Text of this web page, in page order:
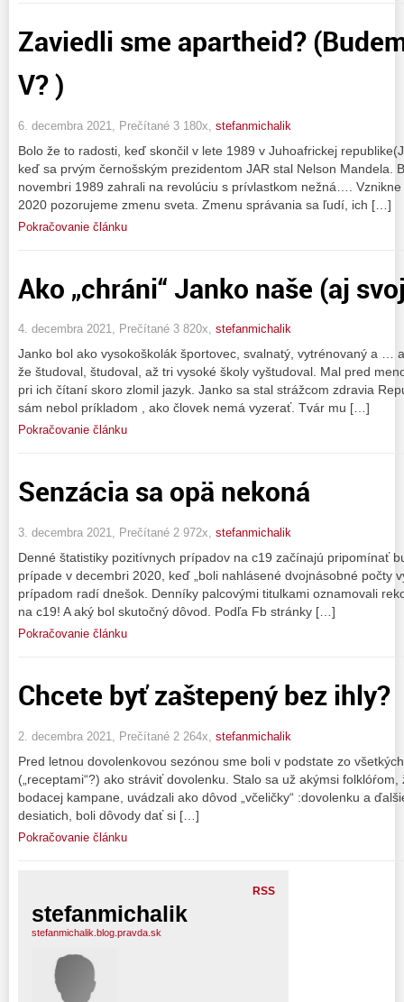
Zaviedli sme apartheid?
V? )
6. decembra 2021, Prečítané 3 180x, stefanmichalik
Bolo že to radosti, keď skončil v lete 1989 v Juhoafrickej
keď sa prvým černošským prezidentom JAR stal Nelson Mandela.
novembri 1989 zahrali na revolúciu s prívlastkom nežná….
2020 pozorujeme zmenu sveta. Zmenu správania sa ľudí, ich […]
Pokračovanie článku
Ako „chráni“ Janko naše (aj
4. decembra 2021, Prečítané 3 820x, stefanmichalik
Janko bol ako vysokoškolák športovec, svalnatý, vytrénovaný a …
že študoval, študoval, až tri vysoké školy vyštudoval. Mal pred
pri ich čítaní skoro zlomil jazyk. Janko sa stal strážcom zdravia
sám nebol príkladom , ako človek nemá vyzerať. Tvár mu […]
Pokračovanie článku
Senzácia sa opä nekoná
3. decembra 2021, Prečítané 2 972x, stefanmichalik
Denné štatistiky pozitívnych prípadov na c19 začínajú pripomínať
prípade v decembri 2020, keď „boli nahlásené dvojnásobné počty
prípadom radí dnešok. Denníky palcovými titulkami oznamovali
na c19! A aký bol skutočný dôvod. Podľa Fb stránky […]
Pokračovanie článku
Chcete byť zaštepený bez ihly?
2. decembra 2021, Prečítané 2 264x, stefanmichalik
Pred letnou dovolenkovou sezónou sme boli v podstate zo
(„receptami“?) ako stráviť dovolenku. Stalo sa už akýmsi
bodacej kampane, uvádzali ako dôvod „včeličky“ :dovolenku a
desiatich, boli dôvody dať si […]
Pokračovanie článku
RSS
stefanmichalik
stefanmichalik.blog.pravda.sk